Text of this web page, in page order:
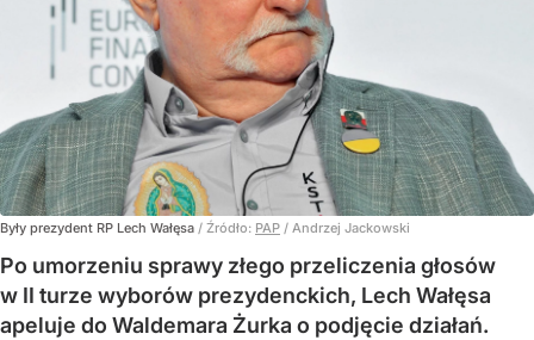
Były prezydent RP Lech Wałęsa / Źródło: PAP / Andrzej Jackowski
Po umorzeniu sprawy złego przeliczenia głosów
w II turze wyborów prezydenckich, Lech Wałęsa
apeluje do Waldemara Żurka o podjęcie działań.